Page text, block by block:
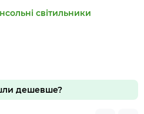
світильники
дешевше?